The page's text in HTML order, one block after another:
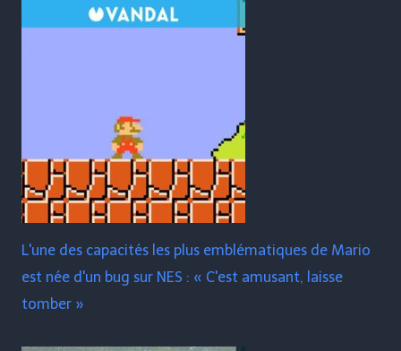
L'une des capacités les plus emblématiques de Mario
est née d'un bug sur NES : « C'est amusant, laisse
tomber »